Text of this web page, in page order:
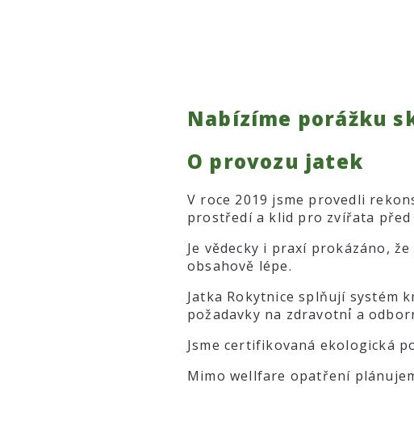
Nabízíme porážku
O provozu jatek
V roce 2019 jsme provedli
prostředí a klid pro zvířata před
Je vědecky i praxí prokázáno,
obsahově lépe.
Jatka Rokytnice splňují systém
požadavky na zdravotní́ a
Jsme certifikovaná ekologická
Mimo wellfare opatření